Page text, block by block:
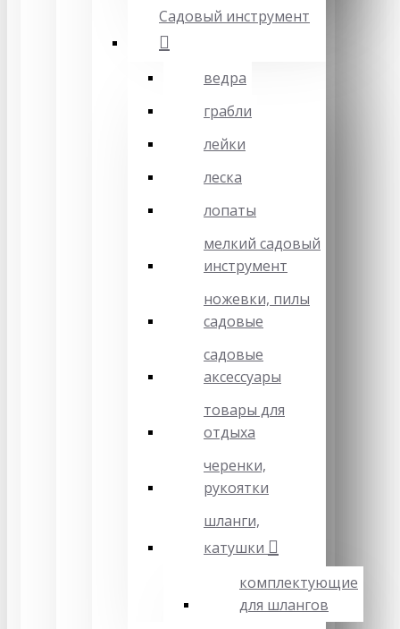
Садовый инструмент
ведра
грабли
лейки
леска
лопаты
мелкий садовый
инструмент
ножевки, пилы
садовые
садовые
аксессуары
товары для
отдыха
черенки,
рукоятки
шланги,
катушки
комплектующие
для шлангов